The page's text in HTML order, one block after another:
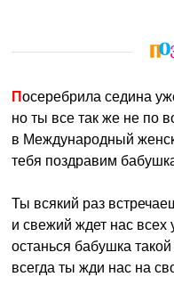
Посеребрила седина
но ты все так же не по
в Международный
тебя поздравим
Ты всякий раз
и свежий ждет нас всех
останься бабушка
всегда ты жди нас на